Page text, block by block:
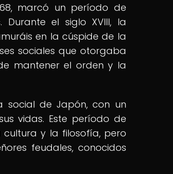
marcó un período de
el siglo XVIII, la
en la cúspide de la
sociales que otorgaba
mantener el orden y la
de Japón, con un
vidas. Este período de
y la filosofía, pero
feudales, conocidos